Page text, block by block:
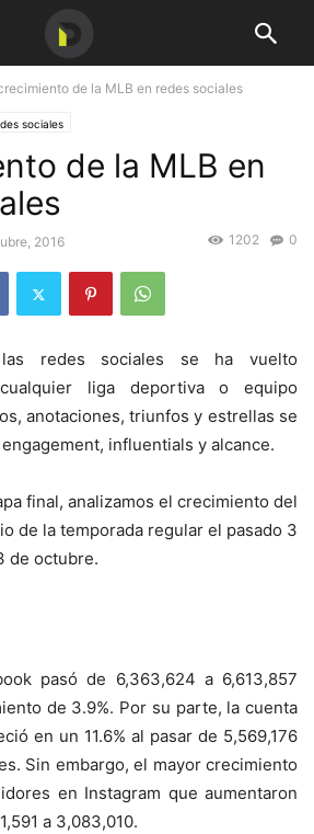
de la MLB en redes sociales
sociales
de la MLB en
2016 0
1202
redes sociales se ha vuelto
liga deportiva o equipo
anotaciones, triunfos y estrellas se
influentials y alcance.
final, analizamos el crecimiento del
de la temporada regular el pasado 3
de octubre.
pasó de 6,363,624 a 6,613,857
de 3.9%. Por su parte, la cuenta
en un 11.6% al pasar de 5,569,176
Sin embargo, el mayor crecimiento
en Instagram que aumentaron
a 3,083,010.